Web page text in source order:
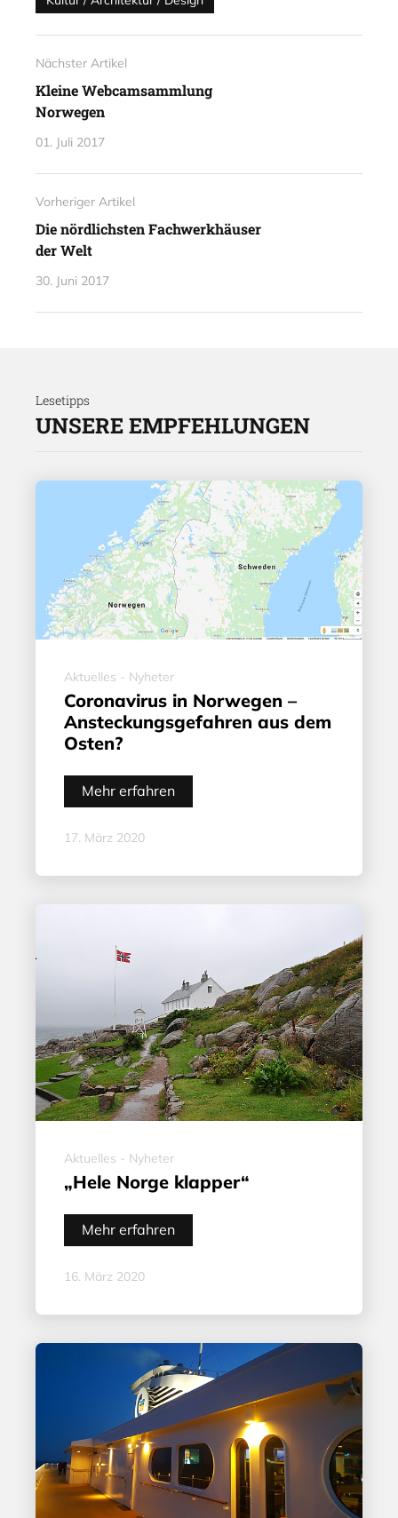
Nächster Artikel
Kleine Webcamsammlung
Norwegen
01. Juli 2017
Vorheriger Artikel
Die nördlichsten Fachwerkhäuser
der Welt
30. Juni 2017
Lesetipps
UNSERE EMPFEHLUNGEN
Aktuelles - Nyheter
Coronavirus in Norwegen –
Ansteckungsgefahren aus dem
Osten?
Mehr erfahren
17. März 2020
Aktuelles - Nyheter
„Hele Norge klapper“
Mehr erfahren
16. März 2020